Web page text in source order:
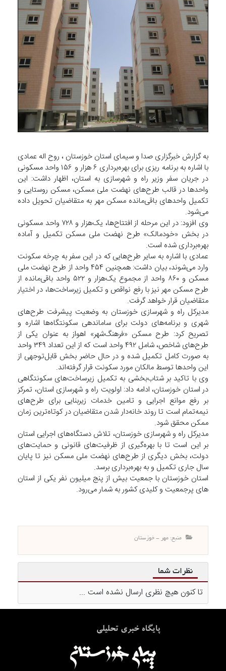
به گزارش خبرگزاری صدا و سیمای استان خوزستان ، روح اله عمادی
با اشاره به برنامه ریزی برای بهره‌برداری ۶ هزار و ۱۵۶ واحد مسکونی
در جریان سفر وزیر راه و شهرسازی به استان، اظهار داشت: این
واحدها در قالب طرح‌های نهضت ملی مسکن، مسکن روستایی و
تکمیل واحدهای باقی‌مانده مسکن مهر به متقاضیان تحویل داده
می‌شود.
وی افزود: در این مرحله از افتتاح‌ها، یک‌هزار و ۷۲۸ واحد مسکونی
در بخش «خودمالک» طرح نهضت ملی مسکن تکمیل و آماده
بهره‌برداری شده است.
عمادی با اشاره به سایر طرح‌هایی که در این سفر به چرخه سکونت
وارد می‌شوند، بیان داشت: همچنین ۴۵۴ واحد از طرح نهضت ملی
مسکن و ۸۶۰ واحد از مجموع یک‌هزار و ۵۲۲ واحد باقی‌مانده از
طرح مسکن مهر نیز با رفع نواقص و تکمیل زیرساخت‌ها، در اختیار
متقاضیان قرار خواهد گرفت.
مدیرکل راه و شهرسازی خوزستان به وضعیت پیشرفت طرح‌های
شهری و برنامه‌های دولت برای ساماندهی سکونتگاه‌ها اشاره و
تصریح کرد: طرح مسکن «فرهنگ‌شهر» اهواز به عنوان یکی از
طرح‌های شاخص، شامل ۴۹۲ واحد است که از این تعداد ۳۴۹ واحد
به صورت کامل تکمیل شده و در حال حاضر بخش قابل‌توجهی از
این واحدها توسط مالکان مورد سکونت قرار گرفته‌اند.
وی با تاکید بر شتاب‌بخشی به تکمیل زیرساخت‌های سکونتگاهی
در استان خوزستان، ادامه داد: اولویت راه و شهرسازی استان، تمرکز
بر رفع موانع اجرایی و تامین خدمات زیربنایی برای طرح‌های
نیمه‌تمام است تا روند خانه‌دار شدن متقاضیان در کوتاه‌ترین زمان
ممکن محقق شود.
مدیرکل راه و شهرسازی خوزستان، تلاش دستگاه‌های اجرایی استان
بر این است تا با بهره‌گیری از ظرفیت‌های قانونی و حمایت‌های
دولت، بخش دیگری از طرح‌های نهضت ملی مسکن نیز تا پایان
سال جاری تکمیل و به بهره‌برداری برسد.
استان خوزستان با جمعیت بیش از پنج میلیون نفر یکی از استان
های پرجمعیت و کلیدی کشور به شمار می‌رود.
منبع: مهر - خوزستان
نظرات شما
تا کنون هیچ نظری ارسال نشده است ...